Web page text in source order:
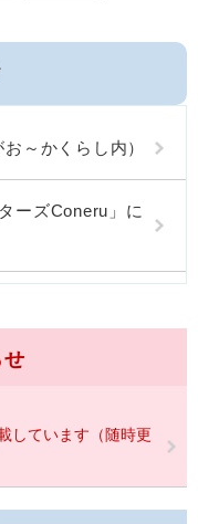
～かくらし内）
ーズConeru」に
しています（随時更